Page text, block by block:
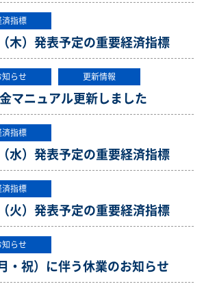
済指標
木）発表予定の重要経済指標
知らせ 更新情報
マニュアル更新しました
済指標
水）発表予定の重要経済指標
済指標
火）発表予定の重要経済指標
知らせ
・祝）に伴う休業のお知らせ